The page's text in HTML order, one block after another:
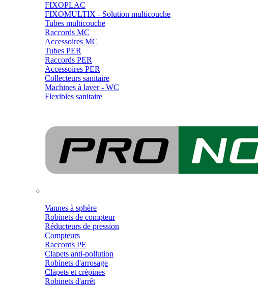
FIXOPLAC
FIXOMULTIX - Solution multicouche
Tubes multicouche
Raccords MC
Accessoires MC
Tubes PER
Raccords PER
Accessoires PER
Collecteurs sanitaire
Machines à laver - WC
Flexibles sanitaire
Vannes à sphère
Robinets de compteur
Réducteurs de pression
Compteurs
Raccords PE
Clapets anti-pollution
Robinets d'arrosage
Clapets et crépines
Robinets d'arrêt